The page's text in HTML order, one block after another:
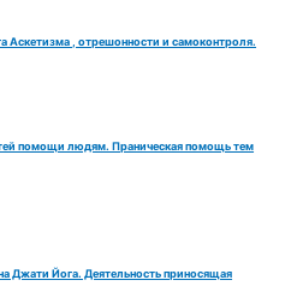
Аскетизма , отрешонности и самоконтроля.
помощи людям. Праническая помощь тем
Джати Йога. Деятельность приносящая